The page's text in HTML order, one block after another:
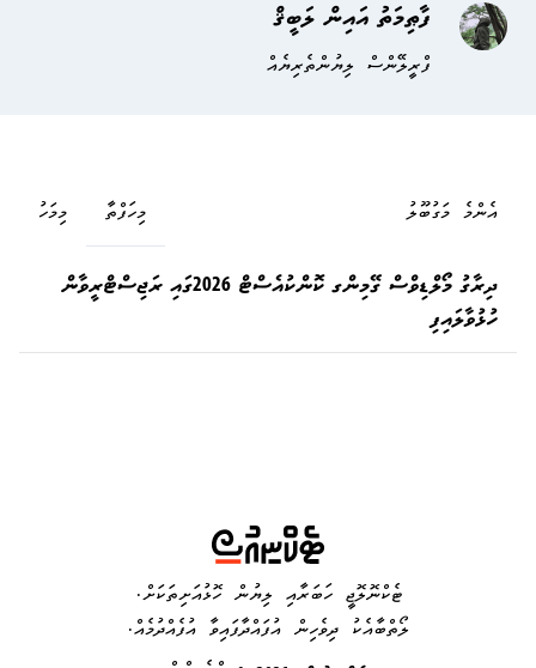
ފާޠިމަތު އައިން ލަބީޤް
ފްރީލޭންސް ލިޔުންތެރިޔެއް
އެންމެ މަގުބޫލު މިމަހު މިހަފްތާ
ދިރާގު މޯލްޑިވްސް ގޭމިންގ ކޮންކުއެސްޓް 2026ގައި ރަޖިސްޓްރީވާން
ހުޅުވާލައިފި
ޓެކްނޮލޮޖީ ހަބަރާއި ލިޔުން ހޮޅުއަށިތަކަށް.
ލޯތްބާއެކު ދިވެހިން އުފައްދާފައިވާ އުފެއްދުމެއް.